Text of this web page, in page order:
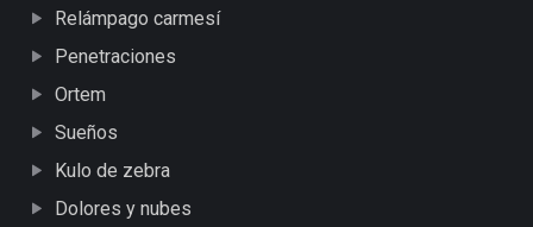
Relámpago carmesí
Penetraciones
Ortem
Sueños
Kulo de zebra
Dolores y nubes